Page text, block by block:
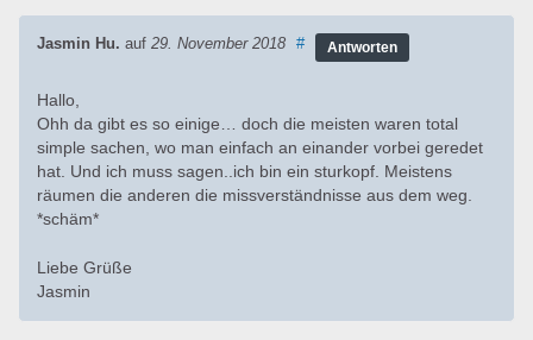
Jasmin Hu. auf 29. November 2018 # Antworten
Hallo,
Ohh da gibt es so einige… doch die meisten waren total
simple sachen, wo man einfach an einander vorbei geredet
hat. Und ich muss sagen..ich bin ein sturkopf. Meistens
räumen die anderen die missverständnisse aus dem weg.
*schäm*
Liebe Grüße
Jasmin